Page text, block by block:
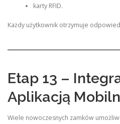
karty RFID.
Każdy użytkownik otrzymuje
Etap 13 –
Aplikacją
Wiele nowoczesnych zamków